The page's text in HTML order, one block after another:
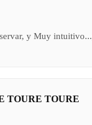
y Muy
TOURE TOURE